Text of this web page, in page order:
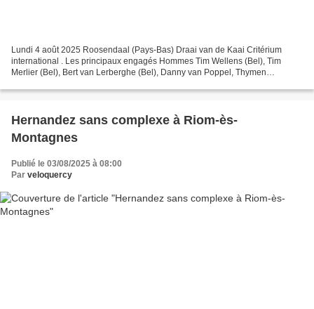
Lundi 4 août 2025 Roosendaal (Pays-Bas) Draai van de Kaai Critérium
international . Les principaux engagés Hommes Tim Wellens (Bel), Tim
Merlier (Bel), Bert van Lerberghe (Bel), Danny van Poppel, Thymen
Hernandez sans complexe à Riom-ès-
Montagnes
Publié le 03/08/2025 à 08:00
Par veloquercy